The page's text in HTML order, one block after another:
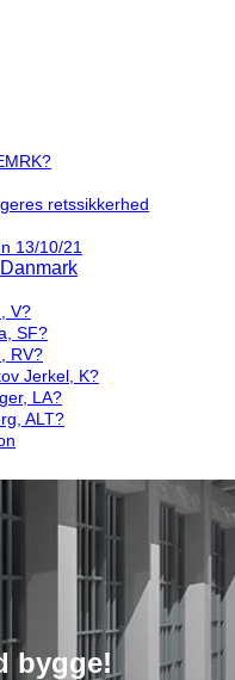
retssikkerhed
13/10/21
V?
SF?
RV?
Jerkel, K?
LA?
ALT?
bygge!